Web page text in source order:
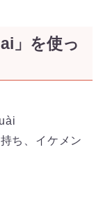
」を使っ
ち、イケメン